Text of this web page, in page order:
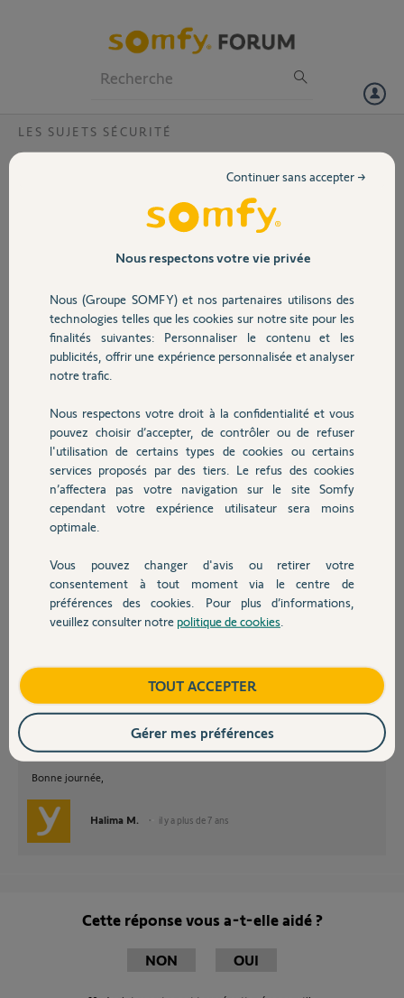
Volet
Sécurité
Domotique
Chauffage
Autres produits
Devis avec un pro
Contact
LES SUJETS SÉCURITÉ
Impossible de connecter le link !
J’ai une alarme Somfy alarm maison xl
Et je n’arrive pas à installer le link
Il me met iloossible à connecter
J’ai deja réinitialiser le link vitrifier la wifi et
Le numéro link est le suivant :
BU011100663A
Merci de me re contacter rapidement
Cdt
Sandrine P.
il y a plus de 7 ans
Participer au fil de discussion
Bonjour Sandrine,
Votre Link est déjà installé. Merci de vous connecter au bon compte, là
où vous avez initialement installé le Link, pour retrouver votre
Attention, vérifiez l'orthographe de votre adresse mail lors de la
connexion sur l'application Somfy Protect, car vous avez fait une faute
de frappe au moment de la création de compte. Vous devrez alors vous
connecter sur le compte avec la faute de frappe afin de retrouver votre
système. Une fois sur le compte, vous pourrez ajouter un nouvel
utilisateur avec l'adresse mail écrite correctement.
Bonne journée,
Halima M. il y a plus de 7 ans
Cette réponse vous a-t-elle aidé ?
NON OUI
Nous respectons votre vie privée
Nous (Groupe SOMFY) et nos partenaires utilisons des
technologies telles que les cookies sur notre site pour les
finalités suivantes: Personnaliser le contenu et les
publicités, offrir une expérience personnalisée et analyser
notre trafic.
Nous respectons votre droit à la confidentialité et vous
pouvez choisir d’accepter, de contrôler ou de refuser
l'utilisation de certains types de cookies ou certains
services proposés par des tiers. Le refus des cookies
n’affectera pas votre navigation sur le site Somfy
cependant votre expérience utilisateur sera moins
optimale.
Vous pouvez changer d'avis ou retirer votre
consentement à tout moment via le centre de
préférences des cookies. Pour plus d’informations,
veuillez consulter notre politique de cookies
Continuer sans accepter →
TOUT ACCEPTER
Gérer mes préférences